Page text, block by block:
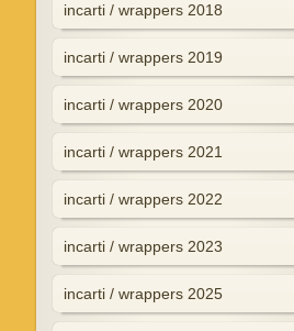
incarti / wrappers 2018
incarti / wrappers 2019
incarti / wrappers 2020
incarti / wrappers 2021
incarti / wrappers 2022
incarti / wrappers 2023
incarti / wrappers 2025